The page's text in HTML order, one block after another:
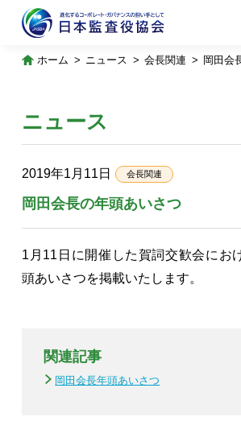
ホーム ニュース 会長関連 岡田会
ニュース
2019年1月11日 会長関連
岡田会長の年頭あいさつ
1月11日に開催した賀詞交歓会にお
頭あいさつを掲載いたします。
関連記事
岡田会長年頭あいさつ